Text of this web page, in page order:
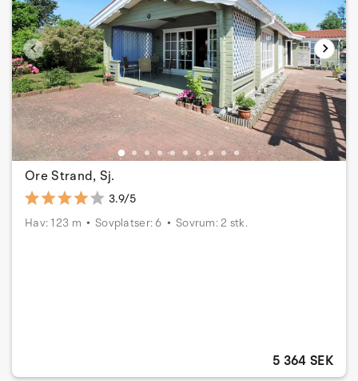
Ore Strand, Sj.
3.9/5
Hav: 123 m
Sovplatser: 6 Sovrum: 2 stk.
5 364 SEK